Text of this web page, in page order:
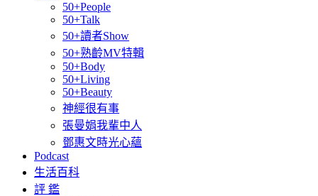
50+People
50+Talk
50+讀者Show
50+熟齡MV特輯
50+Body
50+Living
50+Beauty
神經很有事
張曼娟我輩中人
鄧惠文時光心蘊
Podcast
生活百科
評 鑑